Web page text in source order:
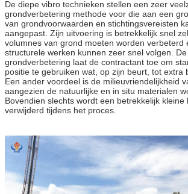
De diepe vibro technieken stellen een zeer
grondverbetering methode voor die aan een
van grondvoorwaarden en stichtingsvereisten
aangepast. Zijn uitvoering is betrekkelijk snel
volumnes van grond moeten worden verbeterd
structurele werken kunnen zeer snel volgen.
grondverbetering laat de contractant toe om
positie te gebruiken wat, op zijn beurt, tot extra
Een ander voordeel is de milieuvriendelijkheid
aangezien de natuurlijke en in situ materialen
Bovendien slechts wordt een betrekkelijk kleine
verwijderd tijdens het proces.